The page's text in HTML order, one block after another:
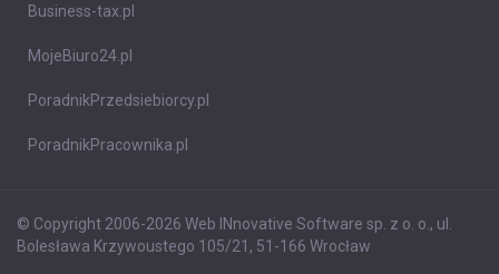
Business-tax.pl
MojeBiuro24.pl
PoradnikPrzedsiebiorcy.pl
PoradnikPracownika.pl
© Copyright 2006-2026 Web INnovative Software sp. z o. o., ul.
Bolesława Krzywoustego 105/21, 51-166 Wrocław